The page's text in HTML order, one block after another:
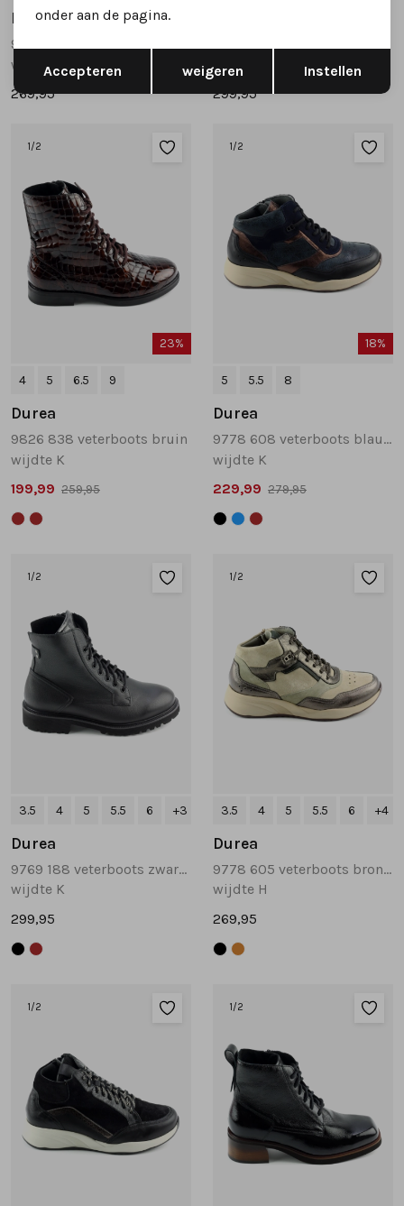
Durea
wijdte K
269,95
wijdte K
299,95
1 /2
23%
4 5 6.5 9
Durea
9826 838 veterboots bruin
wijdte K
199,99 259,95
1 /2
18%
5 5.5 8
Durea
9778 608 veterboots blauw
wijdte K
229,99 279,95
1 /2
3.5 4 5 5.5 6 +3
Durea
9769 188 veterboots zwart combinatie
wijdte K
299,95
1 /2
3.5 4 5 5.5 6 +4
Durea
9778 605 veterboots brons multi
wijdte H
269,95
1 /2 1 /2
Terug Opslaan
onder aan de pagina.
Accepteren weigeren Instellen